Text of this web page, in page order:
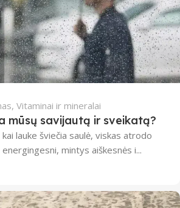
, Vitaminai ir mineralai
mūsų savijautą ir sveikatą?
lauke šviečia saulė, viskas atrodo
energingesni, mintys aiškesnės i...